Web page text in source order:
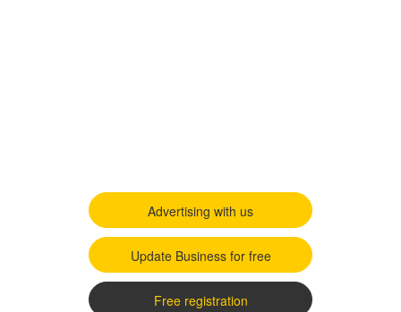
Advertising with us
Update Business for free
Free registration